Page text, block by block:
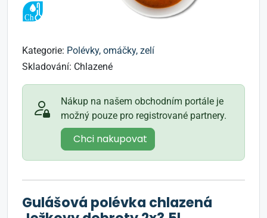
Kategorie: Polévky, omáčky, zelí
Skladování: Chlazené
Nákup na našem obchodním portále je
možný pouze pro registrované partnery.
Chci nakupovat
Gulášová polévka chlazená